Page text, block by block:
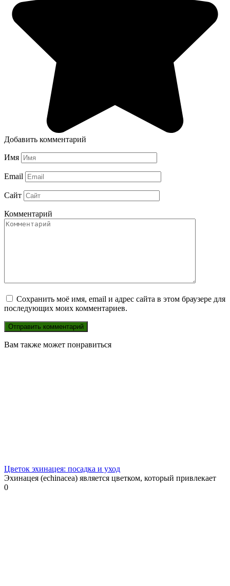
Добавить комментарий
Имя
Email
Сайт
Комментарий
Сохранить моё имя, email и адрес сайта в этом браузере для
последующих моих комментариев.
Вам также может понравиться
Цветок эхинацея: посадка и уход
Эхинацея (echinacea) является цветком, который привлекает
0